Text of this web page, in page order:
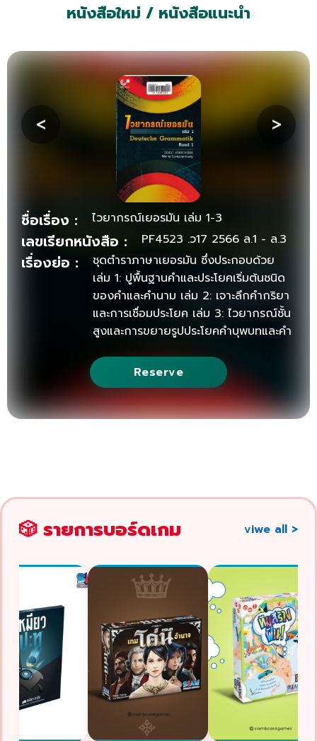
หนังสือใหม่ / หนังสือแนะนำ
ชื่อเรื่อง : ไวยากรณ์เยอรมัน เล่ม 1-3
เลขเรียกหนังสือ : PF4523 .ว17 2566 ล.1 - ล.3
เรื่องย่อ :
ชุดตำราภาษาเยอรมัน ซึ่งประกอบด้วย
เล่ม 1: ปูพื้นฐานคำและประโยคเริ่มต้นชนิด
ของคำและคำนาม เล่ม 2: เจาะลึกคำกริยา
และการเชื่อมประโยค เล่ม 3: ไวยากรณ์ชั้น
สูงและการขยายรูปประโยคคำบุพบทและคำ
และแสดงความสัมพันธ์ของคำในประโยค
Reserve
< >
🎲 รายการบอร์ดเกม viwe all >